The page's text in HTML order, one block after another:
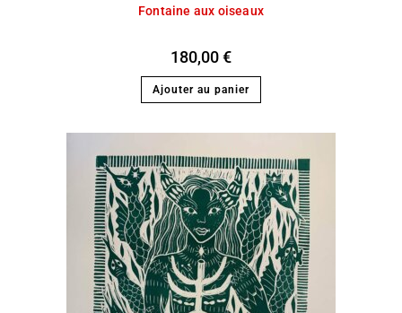
Fontaine aux oiseaux
180,00€
Ajouter au panier